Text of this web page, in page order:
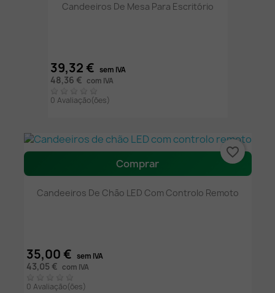
Candeeiros De Mesa Para Escritório
39,32 € sem IVA
48,36 € com IVA
0 Avaliação(ões)
Comprar
Candeeiros De Chão LED Com Controlo Remoto
35,00 € sem IVA
43,05 € com IVA
0 Avaliação(ões)
favorite_border